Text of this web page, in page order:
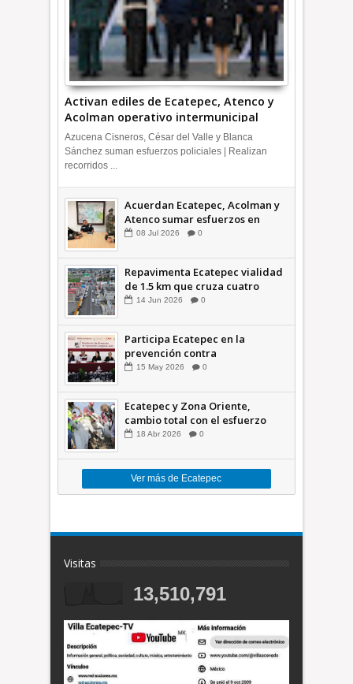
Activan ediles de Ecatepec, Atenco y
Acolman operativo intermunicipal
Azucena Cisneros, César del Valle y Blanca
Sánchez suman esfuerzos policiales | Realizan
recorridos ...
Acuerdan Ecatepec, Acolman y
Atenco sumar esfuerzos en
seguridad
08 Jul 2026 0
Repavimenta Ecatepec vialidad
de 1.5 km que cruza cuatro
comunidades +Video
14 Jun 2026 0
Participa Ecatepec en la
prevención contra
inundaciones en el Valle de
15 May 2026 0
Ecatepec y Zona Oriente,
cambio total con el esfuerzo
conjunto: Azucena; retiran 21
18 Abr 2026 0
Ver más de Ecatepec
Visitas
13,510,791